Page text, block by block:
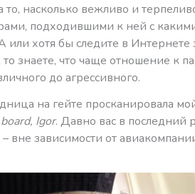
насколько вежливо и
подходившими к ней с
хотя бы следите в Интернете
знаете, что чаще отношение к
до агрессивного.
на гейте просканировала
Igor. Давно вас в последний
вне зависимости от